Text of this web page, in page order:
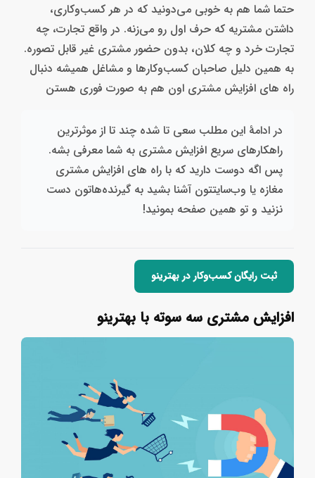
حتما شما هم به خوبی می‌دونید که در هر کسب‌وکاری،
داشتن مشتریه که حرف اول رو می‌زنه. در واقع تجارت، چه
تجارت خرد و چه کلان، بدون حضور مشتری غیر قابل تصوره.
به همین دلیل صاحبان کسب‌وکارها و مشاغل همیشه دنبال
راه های افزایش مشتری اون هم به صورت فوری هستن
در ادامهٔ این مطلب سعی تا شده چند تا از موثرترین
راهکارهای سریع افزایش مشتری به شما معرفی بشه.
پس اگه دوست دارید که با راه های افزایش مشتری
مغازه یا وب‌سایتتون آشنا بشید به گیرنده‌هاتون دست
نزنید و تو همین صفحه بمونید!
ثبت رایگان کسب‌وکار در بهترینو
افزایش مشتری سه سوته با بهترینو